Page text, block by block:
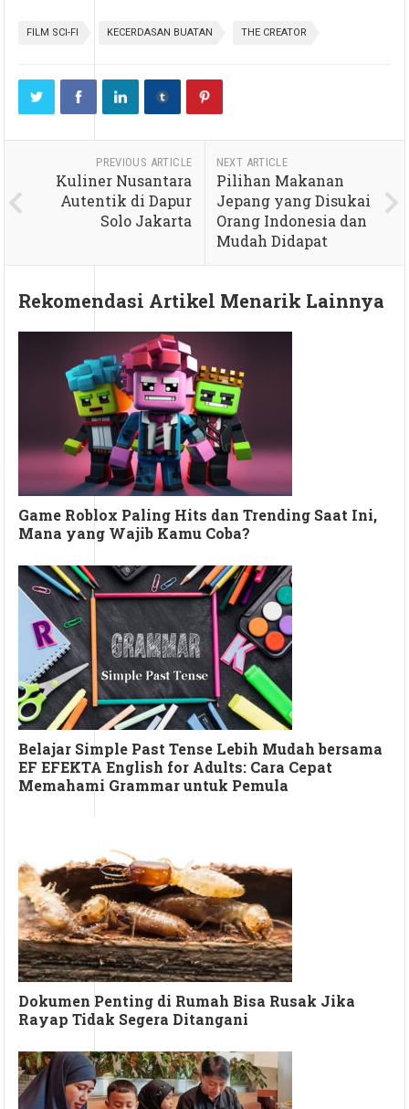
FILM SCI-FI KECERDASAN BUATAN THE CREATOR
PREVIOUS ARTICLE
Kuliner Nusantara
Autentik di Dapur
Solo Jakarta
NEXT ARTICLE
Pilihan Makanan
Jepang yang Disukai
Orang Indonesia dan
Mudah Didapat
Rekomendasi Artikel Menarik Lainnya
Game Roblox Paling Hits dan Trending Saat Ini,
Mana yang Wajib Kamu Coba?
Belajar Simple Past Tense Lebih Mudah bersama
EF EFEKTA English for Adults: Cara Cepat
Memahami Grammar untuk Pemula
Dokumen Penting di Rumah Bisa Rusak Jika
Rayap Tidak Segera Ditangani